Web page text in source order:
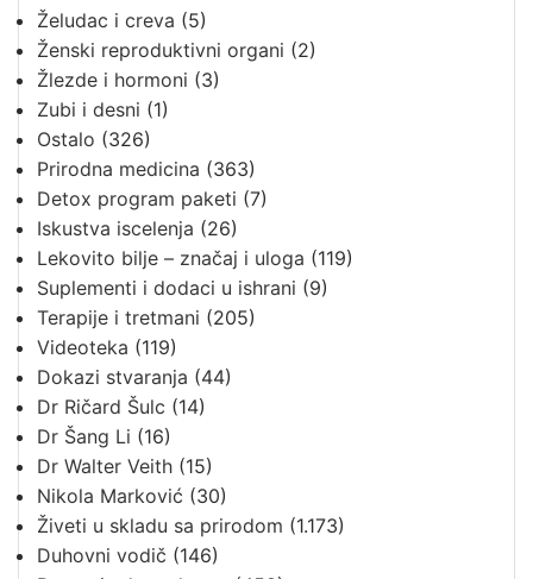
Želudac i creva (5)
Ženski reproduktivni organi (2)
Žlezde i hormoni (3)
Zubi i desni (1)
Ostalo (326)
Prirodna medicina (363)
Detox program paketi (7)
Iskustva iscelenja (26)
Lekovito bilje – značaj i uloga (119)
Suplementi i dodaci u ishrani (9)
Terapije i tretmani (205)
Videoteka (119)
Dokazi stvaranja (44)
Dr Ričard Šulc (14)
Dr Šang Li (16)
Dr Walter Veith (15)
Nikola Marković (30)
Živeti u skladu sa prirodom (1.173)
Duhovni vodič (146)